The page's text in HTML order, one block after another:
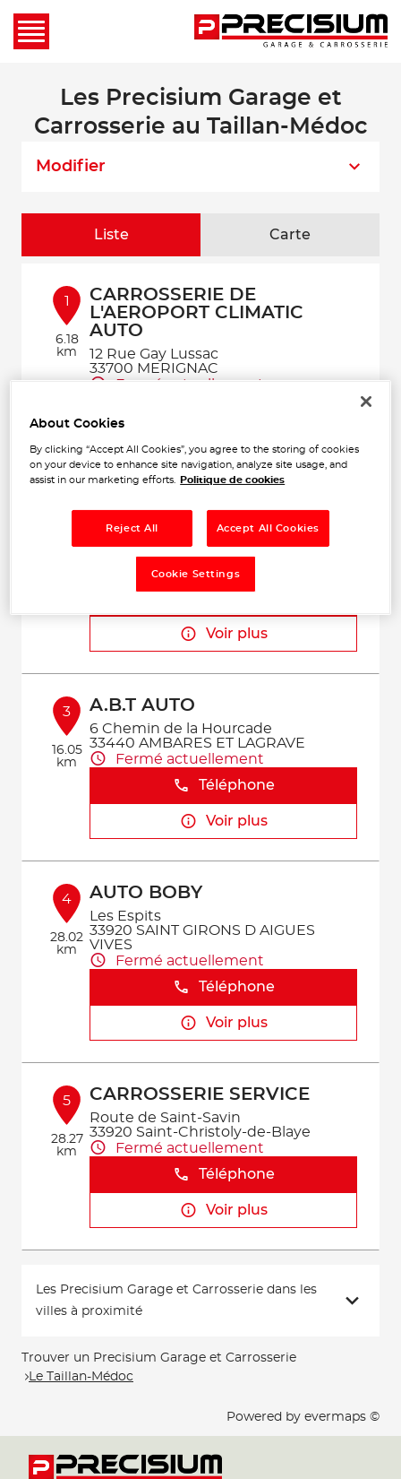
Les Precisium Garage et
Carrosserie au Taillan-Médoc
Modifier
Liste Carte
1
6.18
km
CARROSSERIE DE
L'AEROPORT CLIMATIC
AUTO
12 Rue Gay Lussac
33700 MERIGNAC
Fermé actuellement
Voir plus
33560 CARBON BLANC
Fermé actuellement
Voir plus
3
16.05
km
A.B.T AUTO
6 Chemin de la Hourcade
33440 AMBARES ET LAGRAVE
Fermé actuellement
Téléphone
Voir plus
4
28.02
km
AUTO BOBY
Les Espits
33920 SAINT GIRONS D AIGUES
VIVES
Fermé actuellement
Téléphone
Voir plus
5
28.27
km
CARROSSERIE SERVICE
Route de Saint-Savin
33920 Saint-Christoly-de-Blaye
Fermé actuellement
Téléphone
Voir plus
Les Precisium Garage et Carrosserie dans les
villes à proximité
Trouver un Precisium Garage et Carrosserie
Le Taillan-Médoc
Powered by evermaps ©
About Cookies
By clicking “Accept All Cookies”, you agree to the storing of cookies
on your device to enhance site navigation, analyze site usage, and
assist in our marketing efforts.
Politique de cookies
Reject All Accept All Cookies
Cookie Settings